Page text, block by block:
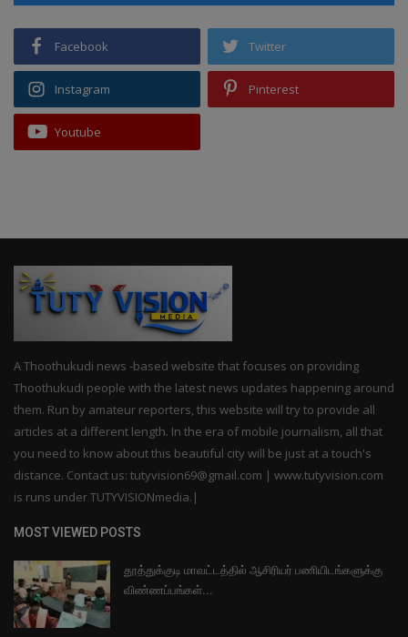
Facebook Twitter
Instagram Pinterest
Youtube
A Thoothukudi news -based website that focuses on providing
Thoothukudi people with the latest news updates happening around
them. Run by amateur reporters, this website will try to provide all
articles at a different length. In the era of mobile journalism, all that
you need to know about this beautiful city will be just at a touch's
distance. Contact us: tutyvision69@gmail.com | www.tutyvision.com
is runs under TUTYVISIONmedia.|
MOST VIEWED POSTS
தூத்துக்குடி மாவட்டத்தில் ஆசிரியர் பணியிடங்களுக்கு
விண்ணப்பங்கள்...